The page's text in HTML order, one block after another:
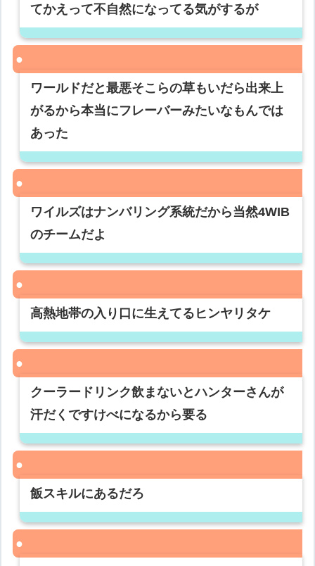
てかえって不自然になってる気がするが
ワールドだと最悪そこらの草もいだら出来上
がるから本当にフレーバーみたいなもんでは
あった
ワイルズはナンバリング系統だから当然4WIB
のチームだよ
高熱地帯の入り口に生えてるヒンヤリタケ
クーラードリンク飲まないとハンターさんが
汗だくですけべになるから要る
飯スキルにあるだろ